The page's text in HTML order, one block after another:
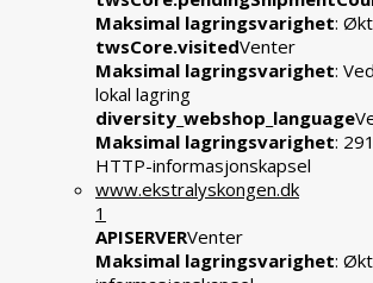
Maksimal lagringsvarighet: Økt
twsCore.visitedVenter
Maksimal lagringsvarighet:
lokal lagring
diversity_webshop_language
Maksimal lagringsvarighet:
HTTP-informasjonskapsel
www.ekstralyskongen.dk
1
APISERVERVenter
Maksimal lagringsvarighet: Økt